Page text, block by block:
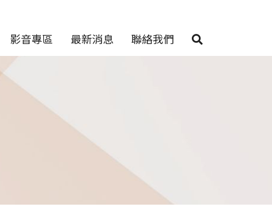
影音專區 最新消息 聯絡我們